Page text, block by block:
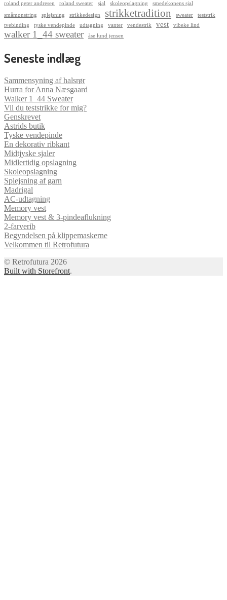
roland peter andresen
roland sweater sjal skoleopslagning smedekonens sjal
småmønstring splejsning strikkedesign strikketradition sweater
teststrik
tvebinding
tyske vendepinde udtagning vanter vendestrik vest vibeke lind
walker 1_44 sweater åse lund jensen
Seneste indlæg
Sammensyning af halsrør
Hurra for Anna Næsgaard
Walker 1_44 Sweater
Vil du teststrikke for mig?
Genskrevet
Astrids butik
Tyske vendepinde
En dekorativ ribkant
Midtjyske sjaler
Midlertidig opslagning
Skoleopslagning
Splejsning af garn
Madrigal
AC-udtagning
Memory vest
Memory vest & 3-pindeaflukning
2-farverib
Begyndelsen på klippemaskerne
Velkommen til Retrofutura
© Retrofutura 2026
Built with Storefront.